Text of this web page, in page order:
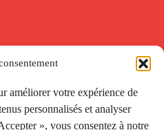
améliorer votre expérience de
personnalisés et analyser
», vous consentez à notre